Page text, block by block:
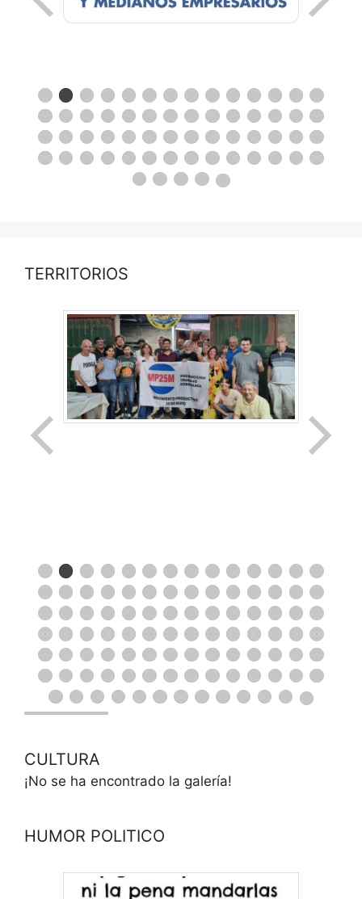
TERRITORIOS
CULTURA
¡No se ha encontrado la galería!
HUMOR POLITICO